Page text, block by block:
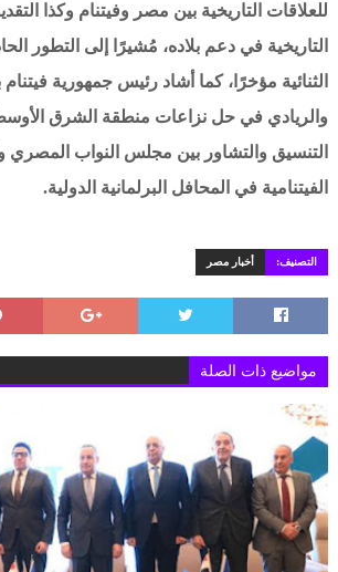
للعلاقات التاريخية بين مصر وفيتنام وكذا
التاريخية في دعم بلاده، مُشيرًا إلى التطور
الثنائية مؤخرًا، كما أشاد رئيس جمهورية
والريادي في حل نزاعات منطقة الشرق
التنسيق والتشاور بين مجلس النواب المصري
الفيتنامية في المحافل البرلمانية الدولية.
التصنيف: أخبار مصر
مواضيع ذات الصلة